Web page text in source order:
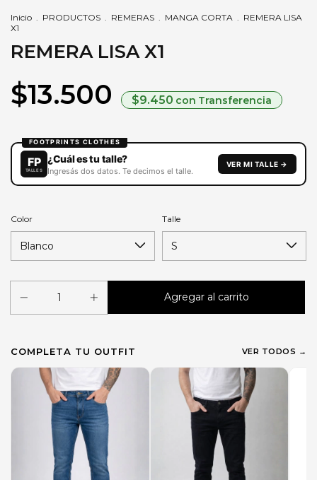
Inicio . PRODUCTOS . REMERAS . MANGA CORTA . REMERA LISA
X1
REMERA LISA X1
$13.500 $9.450 con Transferencia
Color Talle
COMPLETA TU OUTFIT VER TODOS →